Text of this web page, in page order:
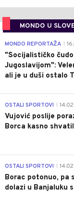
MONDO U
MONDO REPORTAŽA
"Socijalističko
Jugoslavijom":
ali je u duši ostalo
OSTALI SPORTOVI
Vujović poslije
Borca kasno
OSTALI SPORTOVI
Borac potonuo, pa
dolazi u Banjaluku